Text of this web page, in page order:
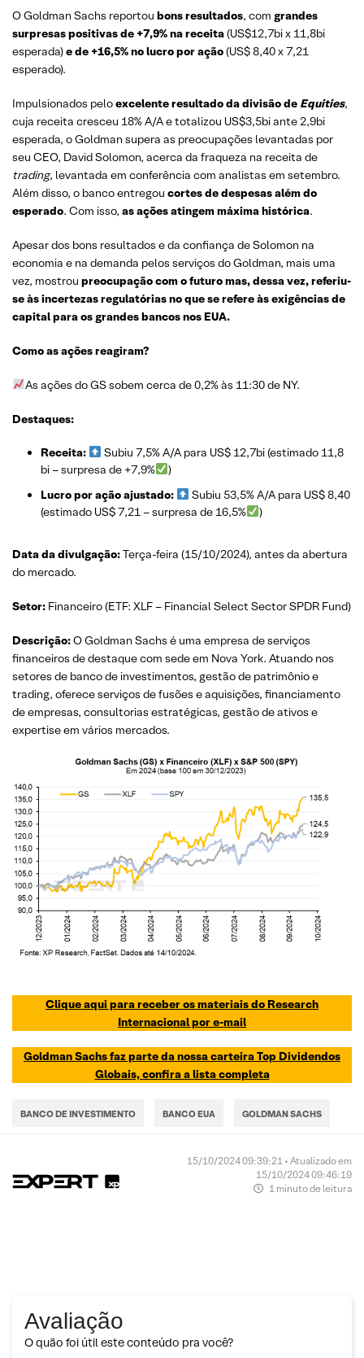
O Goldman Sachs reportou bons resultados, com grandes
surpresas positivas de +7,9% na receita(US$12,7bi x 11,8bi
esperada)e de +16,5% no lucro por ação(US$ 8,40 x 7,21
esperado).
Impulsionados peloexcelente resultado da divisão de Equities,
cuja receita cresceu 18% A/A e totalizou US$3,5bi ante 2,9bi
esperada, o Goldman supera as preocupações levantadas por
seu CEO, David Solomon, acerca da fraqueza na receita de
trading, levantada em conferência com analistas em setembro.
Além disso, o banco entregou cortes de despesas além do
esperado. Com isso, as ações atingem máxima histórica.
Apesar dos bons resultados e da confiança de Solomon na
economia e na demanda pelos serviços do Goldman, mais uma
vez, mostrou preocupação com o futuro mas, dessa vez, referiu-
se às incertezas regulatórias no que se refere às exigências de
capital para os grandes bancos nos EUA.
Como as ações reagiram?
As ações do GS sobem cerca de 0,2% às 11:30 de NY.
Destaques:
Receita:
Subiu 7,5% A/A para US$ 12,7bi (estimado 11,8
bi – surpresa de +7,9%
)
Lucro por ação ajustado:
Subiu 53,5% A/A para US$ 8,40
(estimado US$ 7,21 – surpresa de 16,5%
)
Data da divulgação:Terça-feira (15/10/2024), antes da abertura
do mercado.
Setor: Financeiro (ETF: XLF – Financial Select Sector SPDR Fund)
Descrição:O Goldman Sachs é uma empresa de serviços
financeiros de destaque com sede em Nova York. Atuando nos
setores de banco de investimentos, gestão de patrimônio e
trading, oferece serviços de fusões e aquisições, financiamento
de empresas, consultorias estratégicas, gestão de ativos e
expertise em vários mercados.
Clique aqui para receber os materiais do Research
Internacional por e-mail
Goldman Sachs faz parte da nossa carteira Top Dividendos
Globais, confira a lista completa
BANCO DE INVESTIMENTO BANCO EUA GOLDMAN SACHS
15/10/2024 09:39:21 • Atualizado em
15/10/2024 09:46:19
1 minuto de leitura
Avaliação
O quão foi útil este conteúdo pra você?